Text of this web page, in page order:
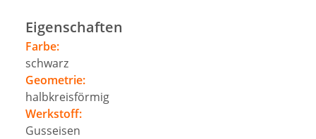
Eigenschaften
Farbe:
schwarz
Geometrie:
halbkreisförmig
Werkstoff:
Gusseisen